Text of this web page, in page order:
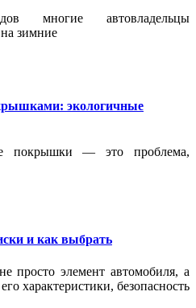
многие автовладельцы
зимние
экологичные
покрышки — это проблема,
и как выбрать
просто элемент автомобиля, а
характеристики, безопасность